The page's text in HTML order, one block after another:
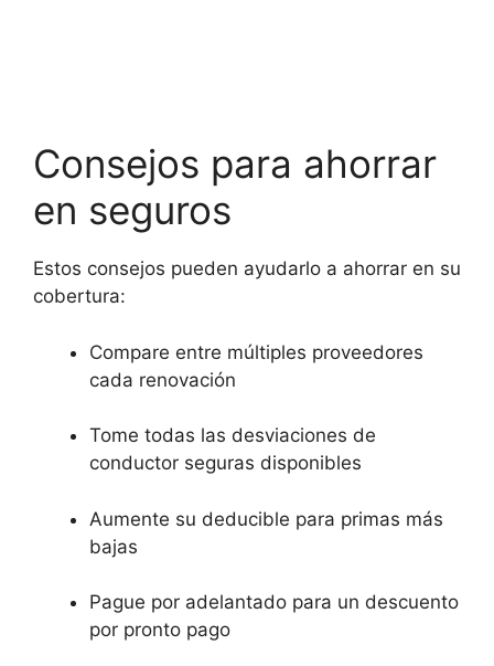
Consejos para ahorrar
en seguros
Estos consejos pueden ayudarlo a ahorrar en su
cobertura:
Compare entre múltiples proveedores
cada renovación
Tome todas las desviaciones de
conductor seguras disponibles
Aumente su deducible para primas más
bajas
Pague por adelantado para un descuento
por pronto pago